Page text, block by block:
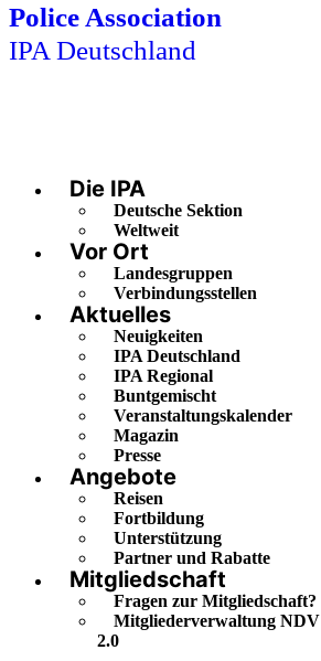
Police Association
IPA Deutschland
Die IPA
Deutsche Sektion
Weltweit
Vor Ort
Landesgruppen
Verbindungsstellen
Aktuelles
Neuigkeiten
IPA Deutschland
IPA Regional
Buntgemischt
Veranstaltungskalender
Magazin
Presse
Angebote
Reisen
Fortbildung
Unterstützung
Partner und Rabatte
Mitgliedschaft
Fragen zur Mitgliedschaft?
Mitgliederverwaltung NDV
2.0